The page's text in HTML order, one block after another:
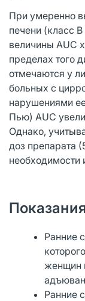
При умеренно
печени (класс
величины AUC
пределах того
отмечаются у
больных с
нарушениями
Пью) AUC
Однако,
доз препарата
необходимости
Показания
Ранние
женщин
Ранние